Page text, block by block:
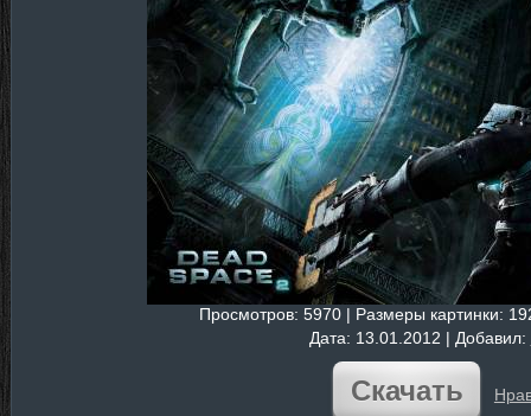
Просмотров: 5970 | Размеры картинки:
Дата: 13.01.2012 | Добавил:
Скачать